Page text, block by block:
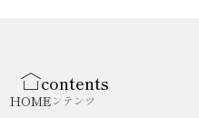
HOME
contents
コンテンツ